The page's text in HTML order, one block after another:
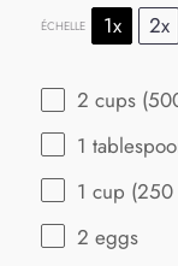
ÉCHELLE 1x 2x
2 cups (
1
1 cup (250
2 eggs